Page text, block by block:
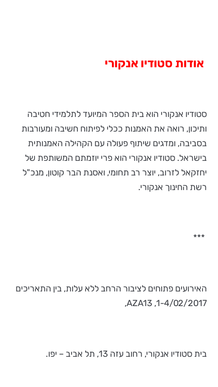
אודות סטודיו אנקורי
סטודיו אנקורי הוא בית הספר המיועד לתלמידי חטיבה
ותיכון, רואה את האמנות ככלי לפיתוח חשיבה ומעורבות
בסביבה, ומדגים שיתוף פעולה עם הקהילה האמנותית
בישראל. סטודיו אנקורי הוא פרי יוזמתם המשותפת של
יחזקאל לזרוב, יוצר רב תחומי, ואסנת הבר קוטון, מנכ"ל
רשת החינוך אנקורי.
***
האירועים פתוחים לציבור הרחב ללא עלות, בין התאריכים
1-4/02/2017, AZA13,
בית סטודיו אנקורי, רחוב עזה 13, תל אביב – יפו.